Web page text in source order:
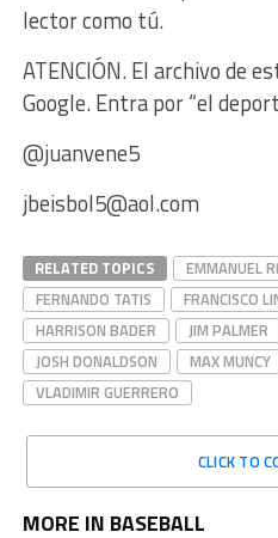
lector como tú.
ATENCIÓN. El archivo de
Google. Entra por “el
@juanvene5
jbeisbol5@aol.com
RELATED TOPICS EMMANUEL
FERNANDO TATIS
FRANCISCO
HARRISON BADER
JIM PALMER
JOSH DONALDSON
MAX MUNCY
VLADIMIR GUERRERO
CLICK TO
MORE IN BASEBALL